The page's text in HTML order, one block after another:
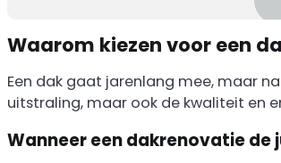
Waarom kiezen voor een
Een dak gaat jarenlang mee, maar
uitstraling, maar ook de kwaliteit en
Wanneer een dakrenovatie de